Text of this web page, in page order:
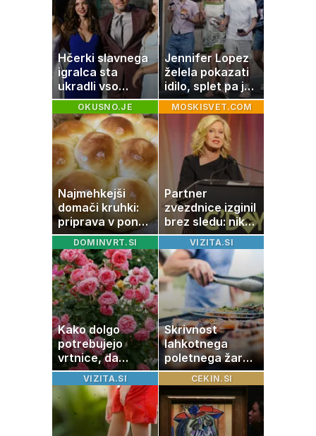
Hčerki slavnega
igralca sta
ukradli vso
pozornost
Jennifer Lopez
želela pokazati
idilo, splet pa je
razburila ena
stvar
OKUSNO.JE
Najmehkejši
domači kruhki:
priprava v ponvi
je trik za popoln
rezultat
MOSKISVET.COM
Partner
zvezdnice izginil
brez sledu: nikoli
ga niso našli,
nato je prišla še
ena tragedija
DOMINVRT.SI
Kako dolgo
potrebujejo
vrtnice, da
zrastejo? Vse o
rasti, cvetenju in
negi vrtnic
VIZITA.SI
Skrivnost
lahkotnega
poletnega žara,
po katerem ne
boste
potrebovali
popoldanskega
spanca
VIZITA.SI CEKIN.SI